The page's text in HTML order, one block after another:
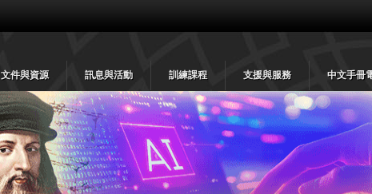
文件與資源 訊息與活動 訓練課程 支援與服務 中文手冊